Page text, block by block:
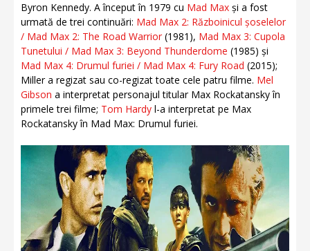
Byron Kennedy. A început în 1979 cu Mad Max și a fost
urmată de trei continuări: Mad Max 2: Războinicul șoselelor
/ Mad Max 2: The Road Warrior (1981), Mad Max 3: Cupola
Tunetului / Mad Max 3: Beyond Thunderdome (1985) și
Mad Max 4: Drumul furiei / Mad Max 4: Fury Road (2015);
Miller a regizat sau co-regizat toate cele patru filme. Mel
Gibson a interpretat personajul titular Max Rockatansky în
primele trei filme; Tom Hardy l-a interpretat pe Max
Rockatansky în Mad Max: Drumul furiei.